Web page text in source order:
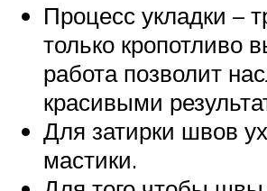
Процесс укладки –
только кропотливо
работа позволит
красивыми
Для затирки швов
мастики.